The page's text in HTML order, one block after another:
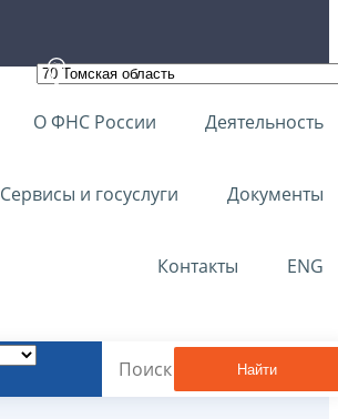
О ФНС России Деятельность
Сервисы и госуслуги Документы
Контакты ENG
Найти